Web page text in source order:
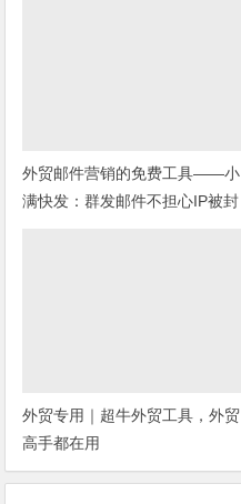
外贸邮件营销的免费工具——小
满快发：群发邮件不担心IP被封
外贸专用｜超牛外贸工具，外贸
高手都在用